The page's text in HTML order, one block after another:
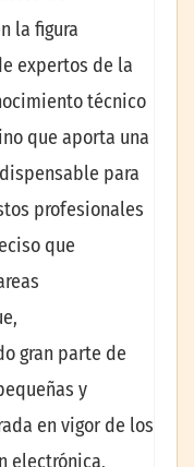
la figura
expertos de la
técnico
que aporta una
para
profesionales
que
gran parte de
y
en vigor de los
electrónica,